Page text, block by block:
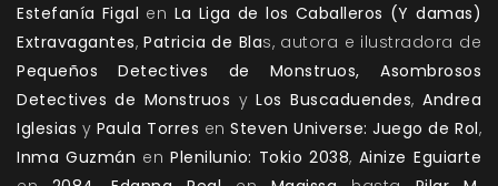
Estefanía Figal en La Liga de los Caballeros (Y damas)
Extravagantes,Patricia de Blas, autora e ilustradora de
Pequeños Detectives de Monstruos, Asombrosos
Detectives de Monstruos y Los Buscaduendes,Andrea
Iglesias y Paula Torres enSteven Universe: Juego de Rol,
Inma Guzmán enPlenilunio: Tokio 2038, Ainize Eguiarte